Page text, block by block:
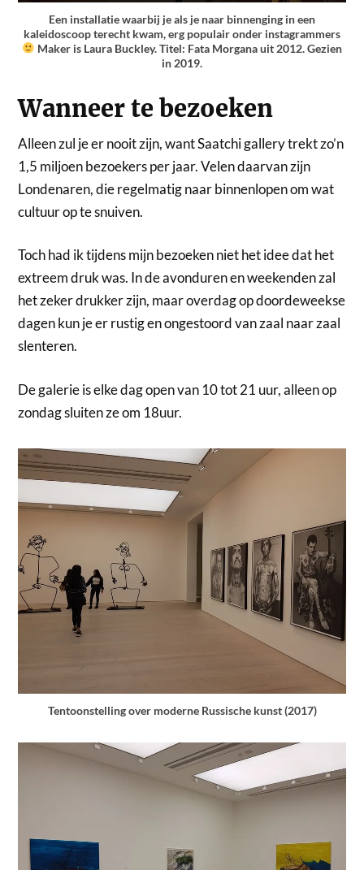
Een installatie waarbij je als je naar binnenging in een
kaleidoscoop terecht kwam, erg populair onder instagrammers
Maker is Laura Buckley. Titel: Fata Morgana uit 2012. Gezien
in 2019.
Wanneer te bezoeken
Alleen zul je er nooit zijn, want Saatchi gallery trekt zo’n
1,5 miljoen bezoekers per jaar. Velen daarvan zijn
Londenaren, die regelmatig naar binnenlopen om wat
cultuur op te snuiven.
Toch had ik tijdens mijn bezoeken niet het idee dat het
extreem druk was. In de avonduren en weekenden zal
het zeker drukker zijn, maar overdag op doordeweekse
dagen kun je er rustig en ongestoord van zaal naar zaal
slenteren.
De galerie is elke dag open van 10 tot 21 uur, alleen op
zondag sluiten ze om 18uur.
Tentoonstelling over moderne Russische kunst (2017)